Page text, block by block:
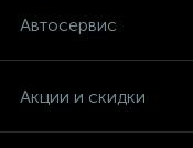
Автосервис
Акции и скидки